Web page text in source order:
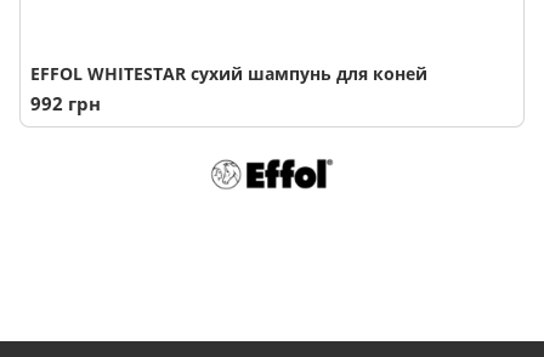
EFFOL WHITESTAR сухий шампунь для коней
992 грн